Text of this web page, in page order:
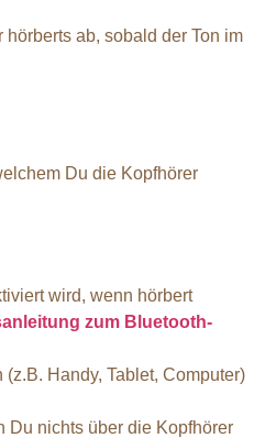
ab, sobald der Ton im
Du die Kopfhörer
wird, wenn hörbert
zum Bluetooth-
Handy, Tablet, Computer)
Du nichts über die Kopfhörer